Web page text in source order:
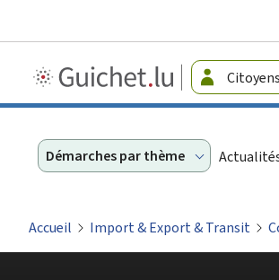
Guichet.lu
-
Citoyens
Démarches par thème
Accueil Import & Export & Transit